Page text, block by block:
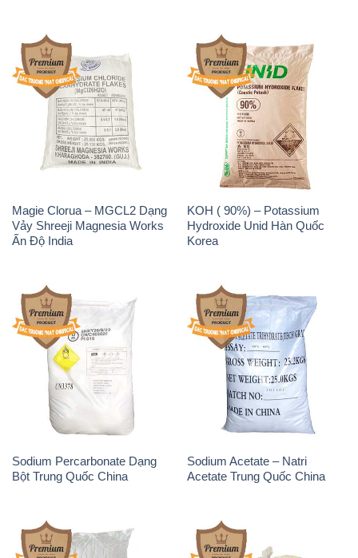
Magie Clorua – MGCL2 Dạng
Vảy Shreeji Magnesia Works
Ấn Độ India
KOH ( 90%) – Potassium
Hydroxide Unid Hàn Quốc
Korea
Sodium Percarbonate Dạng
Bột Trung Quốc China
Sodium Acetate – Natri
Acetate Trung Quốc China